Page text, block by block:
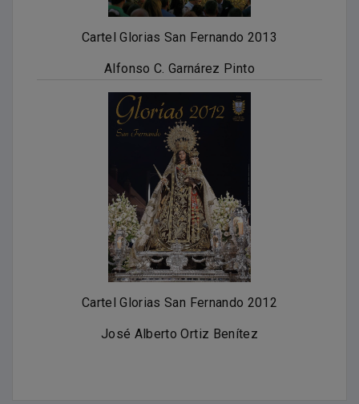
Cartel Glorias San Fernando 2013
Alfonso C. Garnárez Pinto
Cartel Glorias San Fernando 2012
José Alberto Ortiz Benítez